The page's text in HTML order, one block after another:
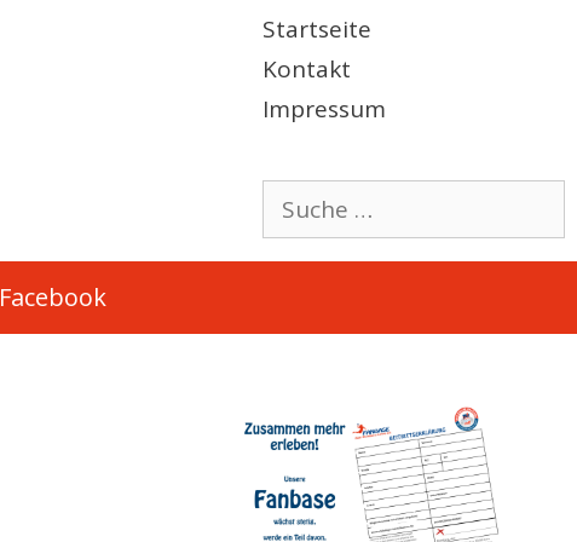
Startseite
Kontakt
Impressum
Suche
nach:
Facebook